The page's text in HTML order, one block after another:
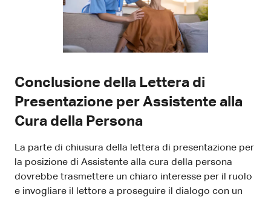
Conclusione della Lettera di
Presentazione per Assistente alla
Cura della Persona
La parte di chiusura della lettera di presentazione per
la posizione di Assistente alla cura della persona
dovrebbe trasmettere un chiaro interesse per il ruolo
e invogliare il lettore a proseguire il dialogo con un